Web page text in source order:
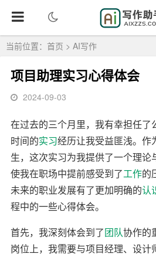
当前位置： 首页 > AI写作
项目助理实习心得体会
2024-09-03
在过去的三个月里，我有幸担任了
时间的实习经历让我受益匪浅。作
生，这次实习为我提供了一个理论
使我在职场中提前感受到了工作的
未来的职业发展有了更加明确的认
程中的一些心得体会。
首先，我深刻体会到了团队协作的
岗位上，我需要与项目经理、设计